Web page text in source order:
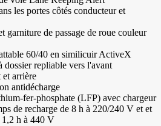
les portes côtés conducteur et
garniture de passage de roue couleur
60/40 en similicuir ActiveX
dossier repliable vers l'avant
arrière
antidécharge
fer-phosphate (LFP) avec chargeur
de recharge de 8 h à 220/240 V et et
1,2 h à 440 V